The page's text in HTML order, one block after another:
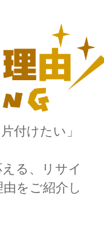
付けたい」
る、リサイ
をご紹介し